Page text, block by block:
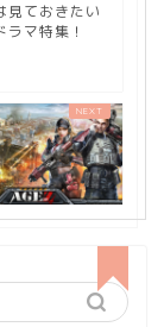
見ておきたい
マ特集！